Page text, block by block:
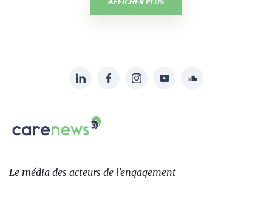
sur:
LinkedInFacebookInstagramYouTubeSoundcloud
Le
des
Le média des acteurs de l'engagement